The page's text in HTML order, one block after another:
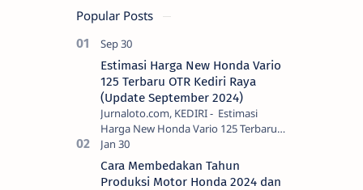
Popular Posts
Estimasi Harga New Honda Vario
125 Terbaru OTR Kediri Raya
(Update September 2024)
Jurnaloto.com, KEDIRI - Estimasi
Harga New Honda Vario 125 Terbaru
OTR Kediri Raya (Update September
2024) Brosis sekalian, PT Astra Honda
Motor (AH…
Cara Membedakan Tahun
Produksi Motor Honda 2024 dan